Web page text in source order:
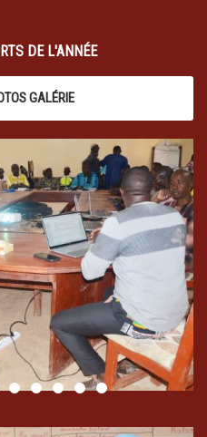
DE L'ANNÉE
GALÉRIE